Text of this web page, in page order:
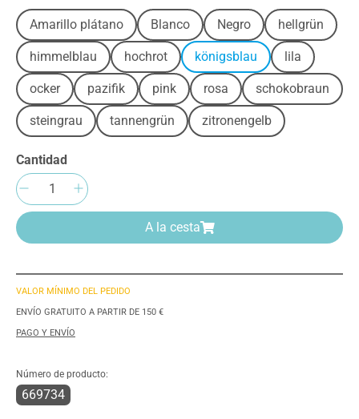
Amarillo plátano Blanco Negro hellgrün
himmelblau hochrot königsblau lila
ocker pazifik pink rosa schokobraun
steingrau tannengrün zitronengelb
Cantidad
Cantidad del producto: introduce la
A la cesta
VALOR MÍNIMO DEL PEDIDO
ENVÍO GRATUITO A PARTIR DE 150 €
PAGO Y ENVÍO
Número de producto:
669734